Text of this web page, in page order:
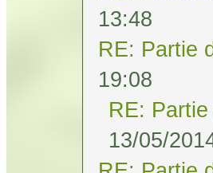
13:48
RE: Partie
19:08
RE:
13/05/